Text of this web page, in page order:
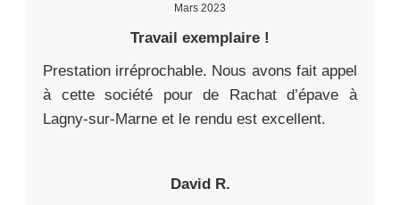
Mars 2023
Travail exemplaire !
Prestation irréprochable. Nous avons fait appel
à cette société pour de Rachat d’épave à
Lagny-sur-Marne et le rendu est excellent.
David R.